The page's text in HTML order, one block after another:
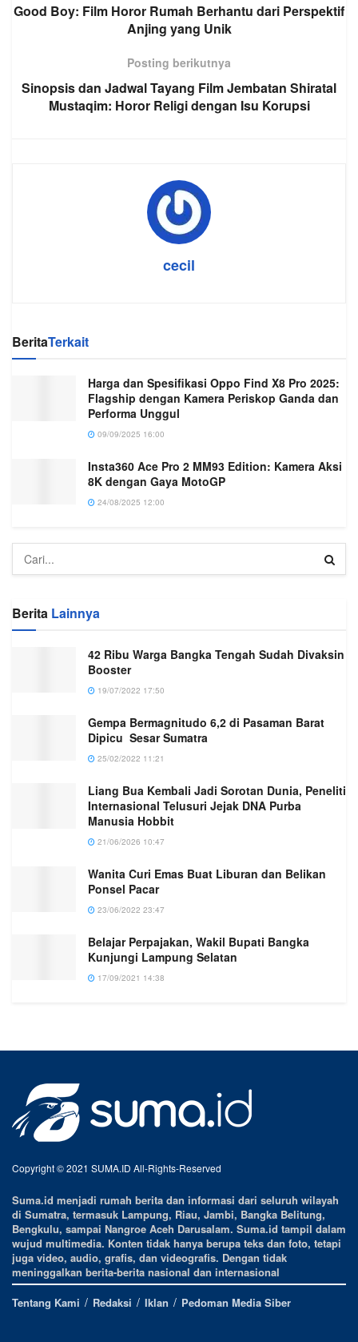
Good Boy: Film Horor Rumah Berhantu dari Perspektif
Anjing yang Unik
Posting berikutnya
Sinopsis dan Jadwal Tayang Film Jembatan Shiratal
Mustaqim: Horor Religi dengan Isu Korupsi
cecil
BeritaTerkait
Harga dan Spesifikasi Oppo Find X8 Pro 2025:
Flagship dengan Kamera Periskop Ganda dan
Performa Unggul
09/09/2025 16:00
Insta360 Ace Pro 2 MM93 Edition: Kamera Aksi
8K dengan Gaya MotoGP
24/08/2025 12:00
Berita Lainnya
42 Ribu Warga Bangka Tengah Sudah Divaksin
Booster
19/07/2022 17:50
Gempa Bermagnitudo 6,2 di Pasaman Barat
Dipicu Sesar Sumatra
25/02/2022 11:21
Liang Bua Kembali Jadi Sorotan Dunia, Peneliti
Internasional Telusuri Jejak DNA Purba
Manusia Hobbit
21/06/2026 10:47
Wanita Curi Emas Buat Liburan dan Belikan
Ponsel Pacar
23/06/2022 23:47
Belajar Perpajakan, Wakil Bupati Bangka
Kunjungi Lampung Selatan
17/09/2021 14:38
Copyright © 2021 SUMA.ID All-Rights-Reserved
Suma.id menjadi rumah berita dan informasi dari seluruh wilayah
di Sumatra, termasuk Lampung, Riau, Jambi, Bangka Belitung,
Bengkulu, sampai Nangroe Aceh Darusalam. Suma.id tampil dalam
wujud multimedia. Konten tidak hanya berupa teks dan foto, tetapi
juga video, audio, grafis, dan videografis. Dengan tidak
meninggalkan berita-berita nasional dan internasional
Tentang Kami
Redaksi Iklan Pedoman Media Siber